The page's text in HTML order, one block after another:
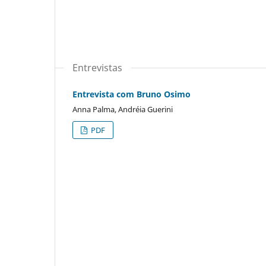
Entrevistas
Entrevista com Bruno Osimo
Anna Palma, Andréia Guerini
PDF